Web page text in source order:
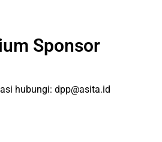
Sponsor
hubungi: dpp@asita.id